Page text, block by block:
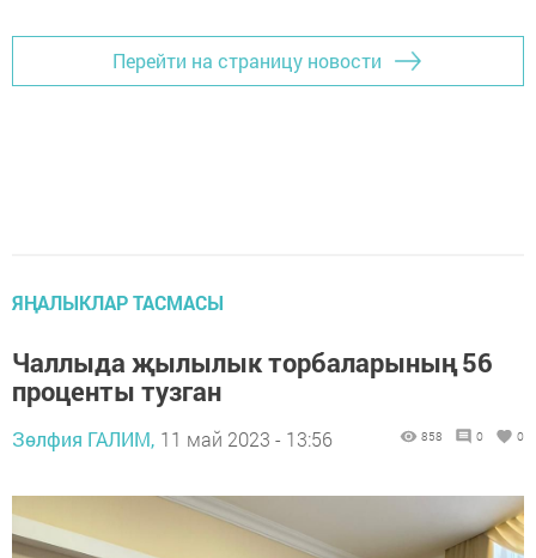
Перейти на страницу новости
ЯҢАЛЫКЛАР ТАСМАСЫ
Чаллыда җылылык торбаларының 56
проценты тузган
Зөлфия ГАЛИМ, 11 май 2023 - 13:56 858 0 0